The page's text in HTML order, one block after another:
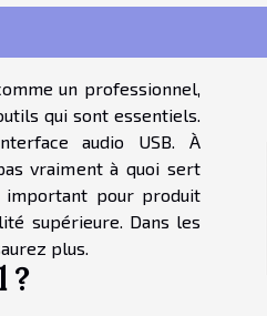
un professionnel,
qui sont essentiels.
audio USB. À
vraiment à quoi sert
important pour produit
supérieure. Dans les
plus.
?